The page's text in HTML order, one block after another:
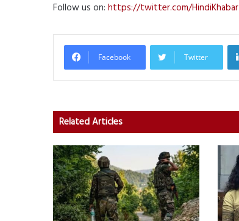
Follow us on: https://twitter.com/HindiKhabar
Facebook Twitter
Related Articles